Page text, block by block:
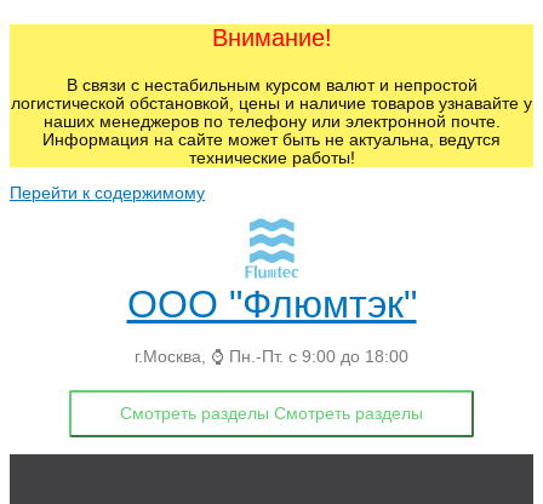
Внимание!
В связи с нестабильным курсом валют и непростой
логистической обстановкой, цены и наличие товаров узнавайте у
наших менеджеров по телефону или электронной почте.
Информация на сайте может быть не актуальна, ведутся
технические работы!
Перейти к содержимому
ООО "Флюмтэк"
г.Москва, ⌚ Пн.-Пт. с 9:00 до 18:00
Смотреть разделы Смотреть разделы